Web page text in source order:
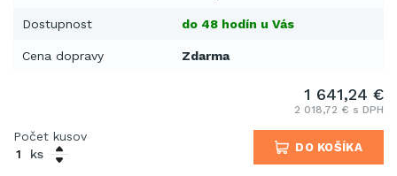
Dostupnost do 48 hodín u Vás
Cena dopravy Zdarma
1 641,24 €
2 018,72 € s DPH
Počet kusov
ks
DO KOŠÍKA